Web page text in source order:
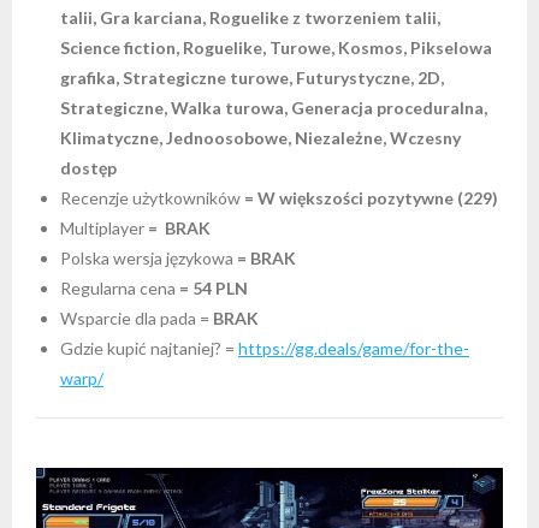
talii, Gra karciana, Roguelike z tworzeniem talii,
Science fiction, Roguelike, Turowe, Kosmos, Pikselowa
grafika, Strategiczne turowe, Futurystyczne, 2D,
Strategiczne, Walka turowa, Generacja proceduralna,
Klimatyczne, Jednoosobowe, Niezależne, Wczesny
dostęp
Recenzje użytkowników = W większości pozytywne (229)
Multiplayer = BRAK
Polska wersja językowa = BRAK
Regularna cena = 54 PLN
Wsparcie dla pada = BRAK
Gdzie kupić najtaniej? = https://gg.deals/game/for-the-
warp/